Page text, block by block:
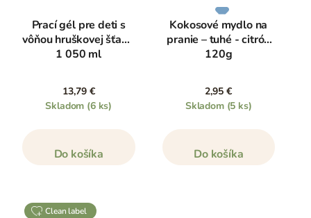
Prací gél pre deti s
vôňou hruškovej šťavy,
1 050 ml
13,79 €
Skladom (6 ks)
Do košíka
Kokosové mydlo na
pranie – tuhé - citrón
120g
2,95 €
Skladom (5 ks)
Do košíka
clean label